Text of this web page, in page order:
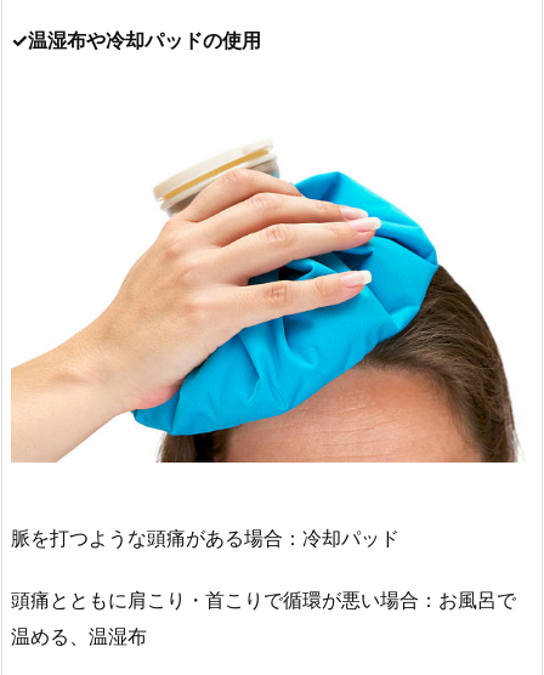
✓温湿布や冷却パッドの使用
脈を打つような頭痛がある場合：冷却パッド
頭痛とともに肩こり・首こりで循環が悪い場合：お風呂で
温める、温湿布